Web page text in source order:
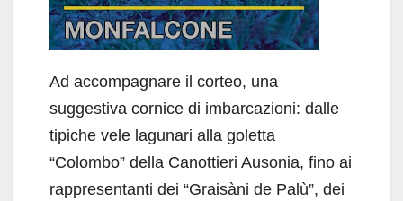
Ad accompagnare il corteo, una
suggestiva cornice di imbarcazioni: dalle
tipiche vele lagunari alla goletta
“Colombo” della Canottieri Ausonia, fino ai
rappresentanti dei “Graisàni de Palù”, dei